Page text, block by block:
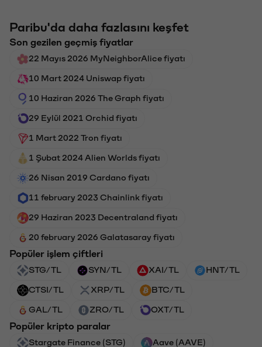
Paribu'da daha fazlasını keşfet
Son gezilen geçmiş fiyatlar
22 Mayıs 2026 MyNeighborAlice fiyatı
10 Mart 2024 Uniswap fiyatı
10 Haziran 2026 The Graph fiyatı
29 Eylül 2021 Orchid fiyatı
1 Mart 2022 Tron fiyatı
1 Şubat 2024 Alien Worlds fiyatı
26 Nisan 2019 Cardano fiyatı
11 february 2023 Chainlink fiyatı
29 Haziran 2023 Decentraland fiyatı
20 february 2026 Galatasaray fiyatı
Popüler işlem çiftleri
STG/TL SYN/TL XAI/TL HNT/TL
CTSI/TL XRP/TL BTC/TL
GAL/TL ZRO/TL OXT/TL
Popüler kripto paralar
Stargate Finance (STG) Aave (AAVE)